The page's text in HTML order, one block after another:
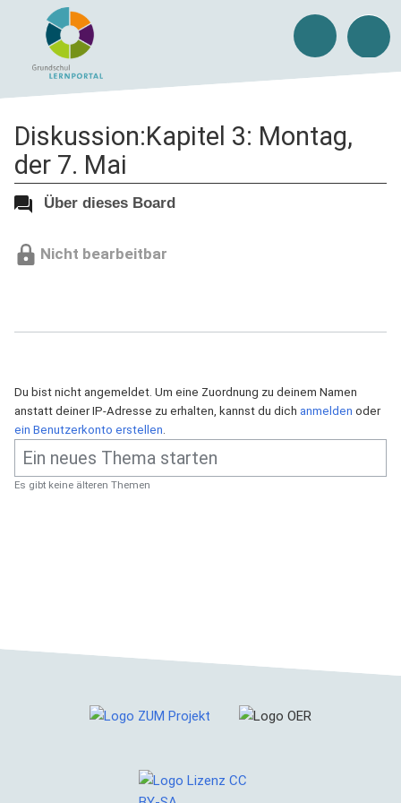
Diskussion:Kapitel 3: Montag,
der 7. Mai
Über dieses Board
Nicht bearbeitbar
Du bist nicht angemeldet. Um eine Zuordnung zu deinem Namen
anstatt deiner IP-Adresse zu erhalten, kannst du dich anmelden oder
ein Benutzerkonto erstellen.
Es gibt keine älteren Themen